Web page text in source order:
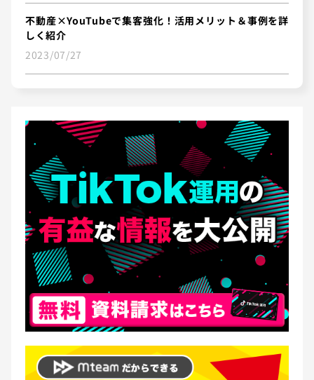
不動産×YouTubeで集客強化！活用メリット＆事例を詳
しく紹介
2023/07/27